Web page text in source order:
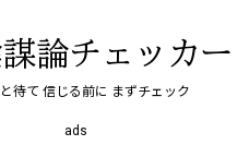
論チェッカー
待て 信じる前に まずチェック
ads